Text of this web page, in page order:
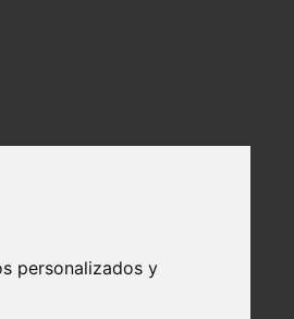
personalizados y